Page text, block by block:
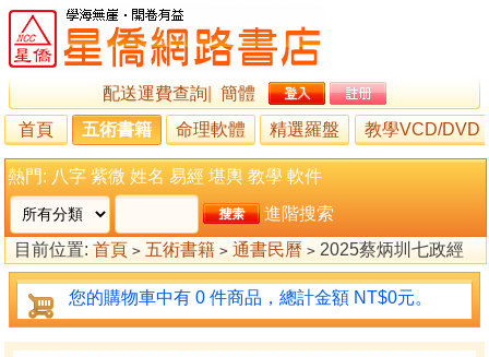
配送運費查詢
簡體
首頁
五術書籍 命理軟體 精選羅盤 教學VCD/DVD
熱門: 八字 紫微 姓名 易經 堪輿 教學 軟件
進階搜索
目前位置: 首頁 > 五術書籍 > 通書民曆 > 2025蔡炳圳七政經
緯通書(大本)【民國114年】乙巳
您的購物車中有 0 件商品，總計金額 NT$0元。